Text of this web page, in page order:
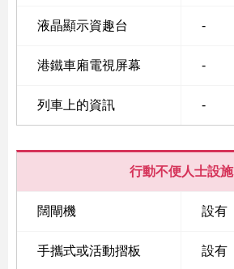
液晶顯示資趣台 -
港鐵車廂電視屏幕 -
列車上的資訊 -
行動不便人士設施
闊閘機 設有
手攜式或活動摺板 設有